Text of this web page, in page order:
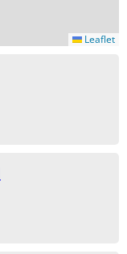
Leaflet